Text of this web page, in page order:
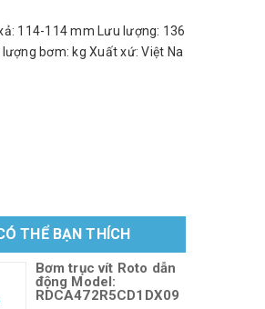
114-114 mm Lưu lượng: 136
bơm: kg Xuất xứ: Việt Na
THỂ BẠN THÍCH
Bơm trục vít Roto dẫn
động Model:
RDCA472R5CD1DX09